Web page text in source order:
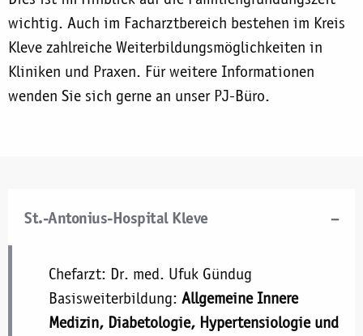
wichtig. Auch im Facharztbereich bestehen im Kreis
Kleve zahlreiche Weiterbildungsmöglichkeiten in
Kliniken und Praxen. Für weitere Informationen
wenden Sie sich gerne an unser PJ-Büro.
St.-Antonius-Hospital Kleve
Chefarzt: Dr. med. Ufuk Gündug
Basisweiterbildung: Allgemeine Innere
Medizin, Diabetologie, Hypertensiologie und